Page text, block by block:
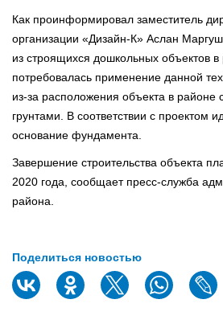
Как проинформировал заместитель
организации «Дизайн-К» Аслан
из строящихся дошкольных объектов в
потребовалась применение данной
из-за расположения объекта в районе
грунтами. В соответствии с проектом
основание фундамента.
Завершение строительства объекта
2020 года, сообщает пресс-служба
района.
Поделиться новостью